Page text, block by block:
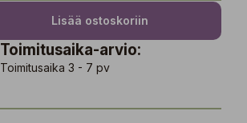
Lisää ostoskoriin
Toimitusaika-arvio:
Toimitusaika 3 - 7 pv